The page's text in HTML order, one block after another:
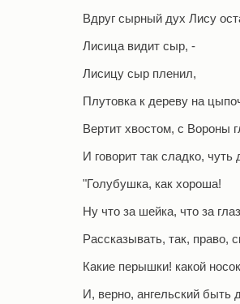
Вдруг сырный дух Лису
Лисица видит сыр, -
Лисицу сыр пленил,
Плутовка к дереву на
Вертит хвостом, с Вороны
И говорит так сладко,
"Голубушка, как хороша!
Ну что за шейка, что за
Рассказывать, так, право,
Какие перышки! какой
И, верно, ангельский быть